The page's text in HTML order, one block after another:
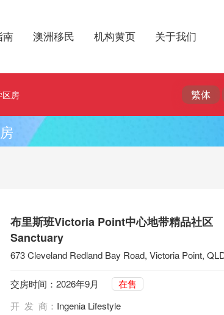
南 澳洲移民 机构黄页 关于我们
区房
布里斯班Victoria Point中心地带精品社区
Sanctuary
673 Cleveland Redland Bay Road, Victoria Point,
交房时间：2026年9月
在售
开 发 商： Ingenia Lifestyle